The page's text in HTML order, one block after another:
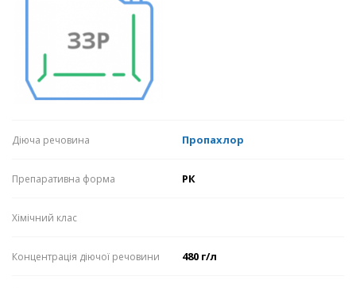
Діюча речовина Пропахлор
Препаративна форма РК
Хімічний клас
Концентрація діючої речовини 480 г/л